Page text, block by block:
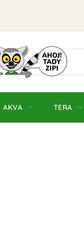
Obchodní
AKVA TERA